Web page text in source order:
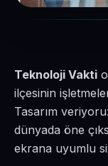
Teknoloji Vakti
ilçesinin
Tasarım
dünyada öne
ekrana uyumlu